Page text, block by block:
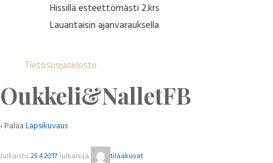
Hissillä esteettömästi 2.krs
Lauantaisin ajanvarauksella
Tietosuojaseloste
Oukkeli&NalletFB
‹ PalaaLapsikuvaus
Julkaistu 25.4.2017Julkaisija tilaakuvat